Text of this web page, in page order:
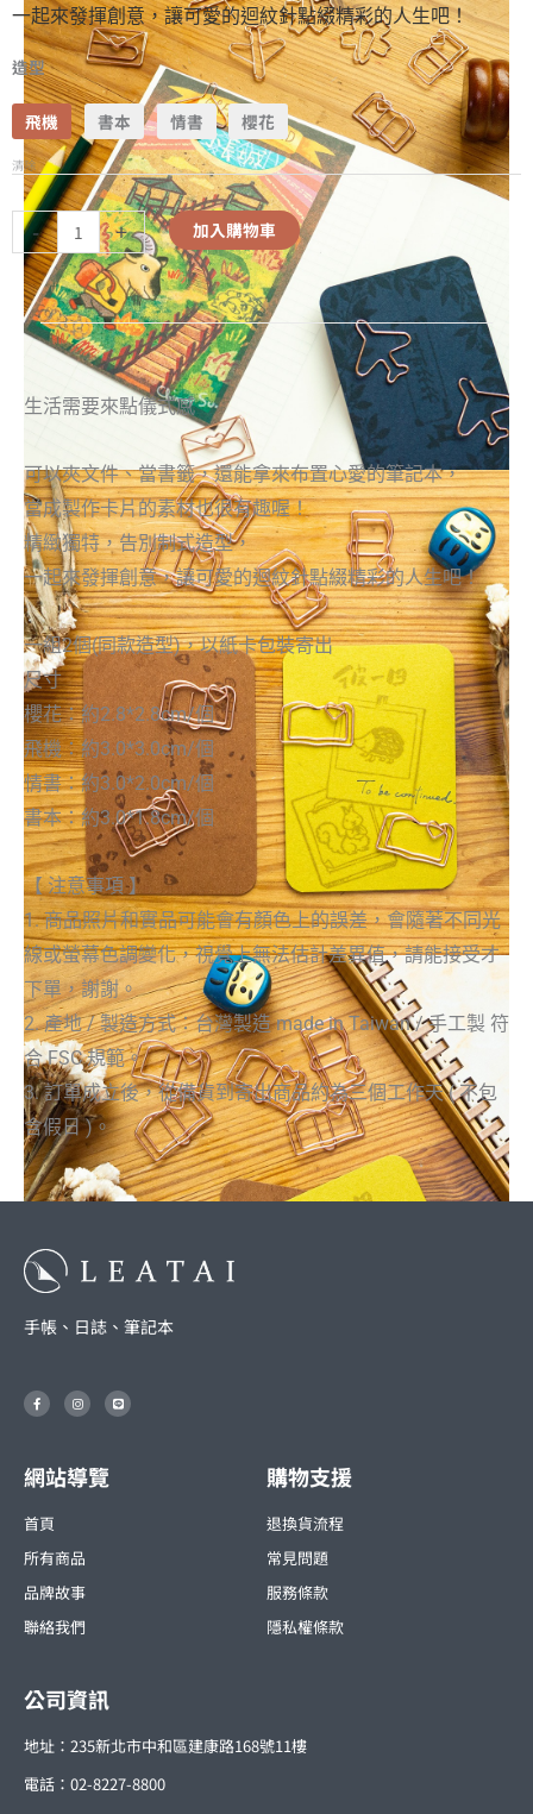
一起來發揮創意，讓可愛的迴紋針點綴精彩的人生吧！
造型
飛機 書本 情書 櫻花
清除
- + 加入購物車
生活需要來點儀式感
可以夾文件、當書籤，還能拿來布置心愛的筆記本，
當成製作卡片的素材也很有趣喔！
精緻獨特，告別制式造型，
一起來發揮創意，讓可愛的迴紋針點綴精彩的人生吧！
一組2個(同款造型)，以紙卡包裝寄出
尺寸
櫻花：約2.8*2.8cm/個
飛機：約3.0*3.0cm/個
情書：約3.0*2.0cm/個
書本：約3.0*1.8cm/個
【 注意事項 】
1. 商品照片和實品可能會有顏色上的誤差，會隨著不同光
線或螢幕色調變化，視覺上無法估計差異值，請能接受才
下單，謝謝。
2. 產地 / 製造方式：台灣製造 made in Taiwan / 手工製 符
合 FSC 規範。
3. 訂單成立後，從備貨到寄出商品約為三個工作天 ( 不包
含假日 )。
手帳、日誌、筆記本
F
a
c
o
k
-
I
n
s
r
a
m
L
i
n
網站導覽
首頁
所有商品
品牌故事
聯絡我們
購物支援
退換貨流程
常見問題
服務條款
隱私權條款
公司資訊
地址：235新北市中和區建康路168號11樓
電話：02-8227-8800